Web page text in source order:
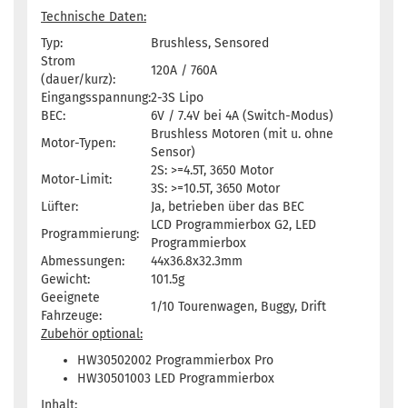
Technische Daten:
Typ:
Brushless, Sensored
Strom
(dauer/kurz):
120A / 760A
Eingangsspannung:2-3S Lipo
BEC:
6V / 7.4V bei 4A (Switch-Modus)
Motor-Typen:
Brushless Motoren (mit u. ohne
Sensor)
Motor-Limit:
2S: >=4.5T, 3650 Motor
3S: >=10.5T, 3650 Motor
Lüfter:
Ja, betrieben über das BEC
Programmierung:
LCD Programmierbox G2, LED
Programmierbox
Abmessungen:
44x36.8x32.3mm
Gewicht:
101.5g
Geeignete
Fahrzeuge:
1/10 Tourenwagen, Buggy, Drift
Zubehör optional:
HW30502002 Programmierbox Pro
HW30501003 LED Programmierbox